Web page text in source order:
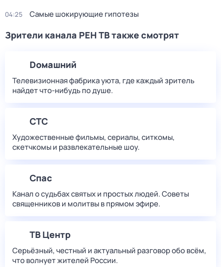
04:25 Самые шoкиpующие гипотезы
Зрители канала РЕН ТВ также смотрят
Dомашний
Телевизионная фабрика уюта, где каждый зритель
найдет что‑нибудь по душе.
СТС
Художественные фильмы, сериалы, ситкомы,
скетчкомы и развлекательные шоу.
Спас
Канал о судьбах святых и простых людей. Советы
священников и молитвы в прямом эфире.
ТВ Центр
Серьёзный, честный и актуальный разговор обо всём,
что волнует жителей России.